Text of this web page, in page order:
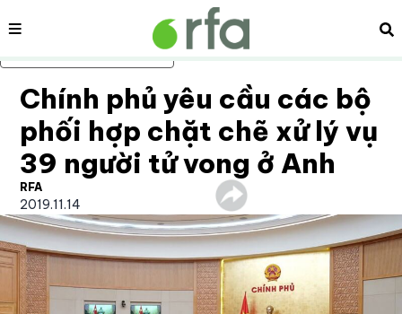
Bỏ qua nội dung chính
Nội dung
Chính phủ yêu cầu các bộ
phối hợp chặt chẽ xử lý vụ
39 người tử vong ở Anh
RFA
2019.11.14